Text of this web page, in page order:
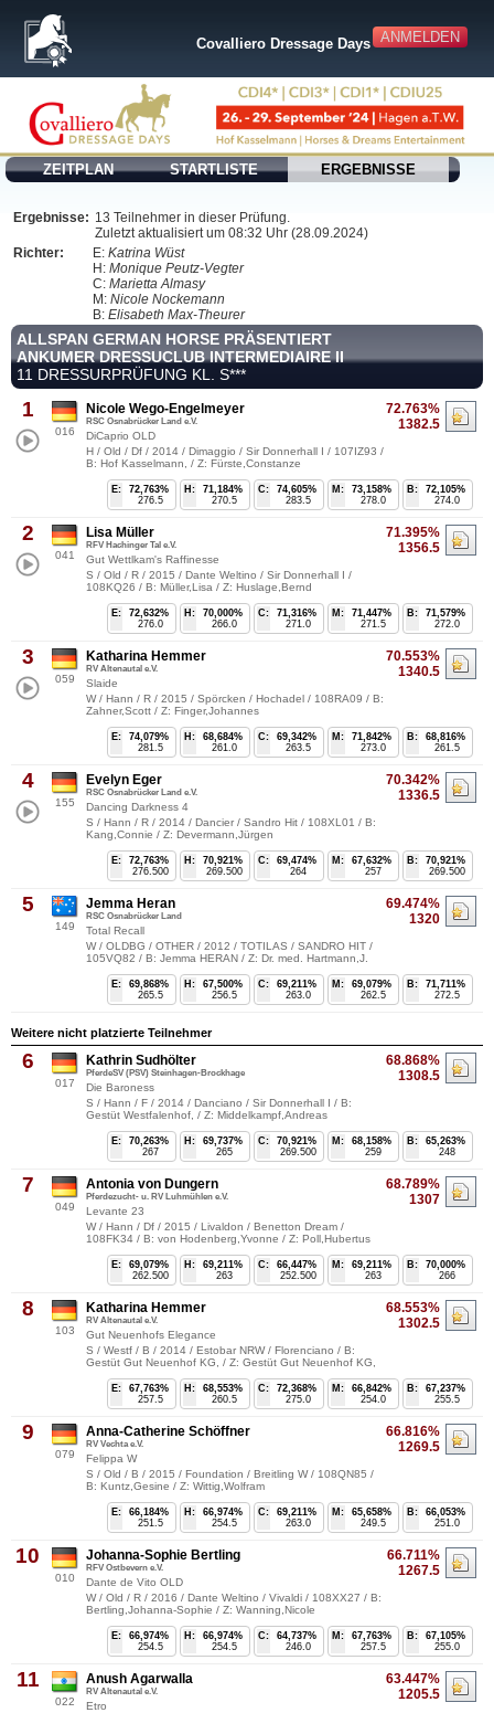
ANMELDEN
Covalliero Dressage Days
ZEITPLAN STARTLISTE ERGEBNISSE
Ergebnisse: 13 Teilnehmer in dieser Prüfung.
Zuletzt aktualisiert um 08:32 Uhr (28.09.2024)
Richter:
E: Katrina Wüst
H: Monique Peutz-Vegter
C: Marietta Almasy
M: Nicole Nockemann
B: Elisabeth Max-Theurer
ALLSPAN GERMAN HORSE PRÄSENTIERT
ANKUMER DRESSUCLUB INTERMEDIAIRE II
11 DRESSURPRÜFUNG KL. S***
1
016
72.763%
1382.5
Nicole Wego-Engelmeyer
RSC Osnabrücker Land e.V.
DiCaprio OLD
H / Old / Df / 2014 / Dimaggio / Sir Donnerhall I / 107IZ93 /
B: Hof Kasselmann, / Z: Fürste,Constanze
B:
72,105%
274.0
M:
73,158%
278.0
C:
74,605%
283.5
H:
71,184%
270.5
E:
72,763%
276.5
2
041
71.395%
1356.5
Lisa Müller
RFV Hachinger Tal e.V.
Gut Wettlkam's Raffinesse
S / Old / R / 2015 / Dante Weltino / Sir Donnerhall I /
108KQ26 / B: Müller,Lisa / Z: Huslage,Bernd
B:
71,579%
272.0
M:
71,447%
271.5
C:
71,316%
271.0
H:
70,000%
266.0
E:
72,632%
276.0
3
059
70.553%
1340.5
Katharina Hemmer
RV Altenautal e.V.
Slaide
W / Hann / R / 2015 / Spörcken / Hochadel / 108RA09 / B:
Zahner,Scott / Z: Finger,Johannes
B:
68,816%
261.5
M:
71,842%
273.0
C:
69,342%
263.5
H:
68,684%
261.0
E:
74,079%
281.5
4
155
70.342%
1336.5
Evelyn Eger
RSC Osnabrücker Land e.V.
Dancing Darkness 4
S / Hann / R / 2014 / Dancier / Sandro Hit / 108XL01 / B:
Kang,Connie / Z: Devermann,Jürgen
B:
70,921%
269.500
M:
67,632%
257
C:
69,474%
264
H:
70,921%
269.500
E:
72,763%
276.500
5
149
69.474%
1320
Jemma Heran
RSC Osnabrücker Land
Total Recall
W / OLDBG / OTHER / 2012 / TOTILAS / SANDRO HIT /
105VQ82 / B: Jemma HERAN / Z: Dr. med. Hartmann,J.
B:
71,711%
272.5
M:
69,079%
262.5
C:
69,211%
263.0
H:
67,500%
256.5
E:
69,868%
265.5
Weitere nicht platzierte Teilnehmer
6
017
68.868%
1308.5
Kathrin Sudhölter
PferdeSV (PSV) Steinhagen-Brockhage
Die Baroness
S / Hann / F / 2014 / Danciano / Sir Donnerhall I / B:
Gestüt Westfalenhof, / Z: Middelkampf,Andreas
B:
65,263%
248
M:
68,158%
259
C:
70,921%
269.500
H:
69,737%
265
E:
70,263%
267
7
049
68.789%
1307
Antonia von Dungern
Pferdezucht- u. RV Luhmühlen e.V.
Levante 23
W / Hann / Df / 2015 / Livaldon / Benetton Dream /
108FK34 / B: von Hodenberg,Yvonne / Z: Poll,Hubertus
B:
70,000%
266
M:
69,211%
263
C:
66,447%
252.500
H:
69,211%
263
E:
69,079%
262.500
8
103
68.553%
1302.5
Katharina Hemmer
RV Altenautal e.V.
Gut Neuenhofs Elegance
S / Westf / B / 2014 / Estobar NRW / Florenciano / B:
Gestüt Gut Neuenhof KG, / Z: Gestüt Gut Neuenhof KG,
B:
67,237%
255.5
M:
66,842%
254.0
C:
72,368%
275.0
H:
68,553%
260.5
E:
67,763%
257.5
9
079
66.816%
1269.5
Anna-Catherine Schöffner
RV Vechta e.V.
Felippa W
S / Old / B / 2015 / Foundation / Breitling W / 108QN85 /
B: Kuntz,Gesine / Z: Wittig,Wolfram
B:
66,053%
251.0
M:
65,658%
249.5
C:
69,211%
263.0
H:
66,974%
254.5
E:
66,184%
251.5
10
010
66.711%
1267.5
Johanna-Sophie Bertling
RFV Ostbevern e.V.
Dante de Vito OLD
W / Old / R / 2016 / Dante Weltino / Vivaldi / 108XX27 / B:
Bertling,Johanna-Sophie / Z: Wanning,Nicole
B:
67,105%
255.0
M:
67,763%
257.5
C:
64,737%
246.0
H:
66,974%
254.5
E:
66,974%
254.5
11
022
63.447%
1205.5
Anush Agarwalla
RV Altenautal e.V.
Etro